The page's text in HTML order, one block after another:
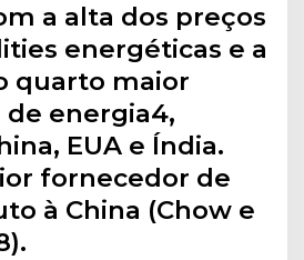
a alta dos preços
energéticas e a
quarto maior
energia4,
EUA e Índia.
fornecedor de
à China (Chow e